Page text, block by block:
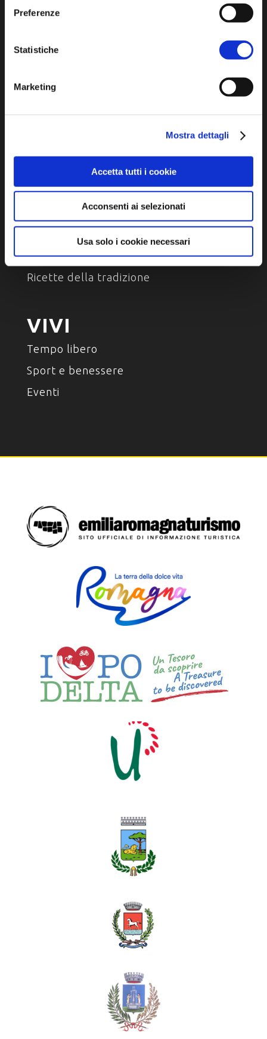
Preferenze
Statistiche
Marketing
Mostra dettagli
Accetta tutti i cookie
Acconsenti ai selezionati
Usa solo i cookie necessari
SCOPRI
Arte e Cultura
ASSAPORA
Prodotti Enogastronomici
Ricette della tradizione
VIVI
Tempo libero
Sport e benessere
Eventi